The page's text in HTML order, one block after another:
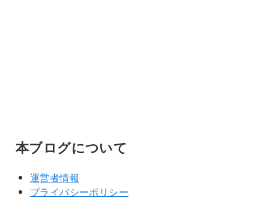
本ブログについて
運営者情報
プライバシーポリシー